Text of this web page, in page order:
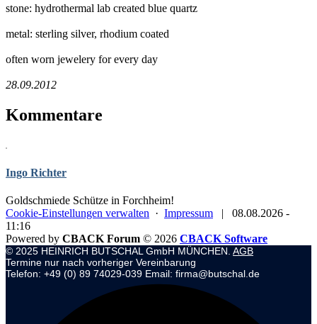
stone: hydrothermal lab created blue quartz
metal: sterling silver, rhodium coated
often worn jewelery for every day
28.09.2012
Kommentare
Ingo Richter
Goldschmiede Schütze in Forchheim!
Cookie-Einstellungen verwalten · Impressum |
08.08.2026 -
11:16
Powered by CBACK Forum © 2026 CBACK Software
© 2025 HEINRICH BUTSCHAL GmbH MÜNCHEN. AGB
Termine nur nach vorheriger Vereinbarung
Telefon: +49 (0) 89 74029-039 Email: firma@butschal.de